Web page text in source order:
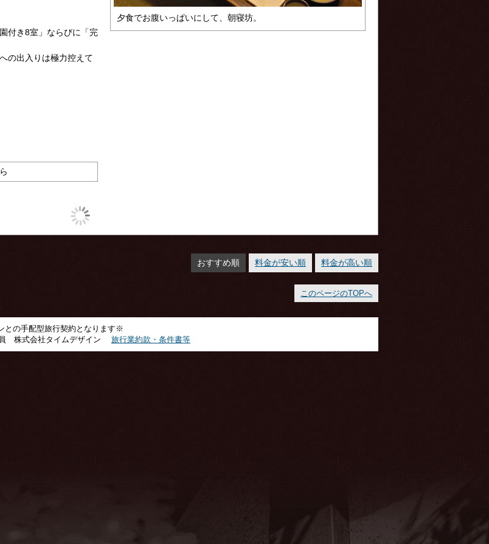
付き8室」ならびに「完
の出入りは極力控えて
夕食でお腹いっぱいにして、朝寝坊。
おすすめ順 料金が安い順 料金が高い順
このページのTOPへ
との手配型旅行契約となります※
員 株式会社タイムデザイン 旅行業約款・条件書等